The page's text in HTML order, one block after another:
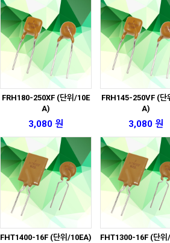
FRH180-250XF (단위/10E
A)
3,080 원
FRH145-250VF (단
A)
3,080 원
FHT1400-16F (단위/10EA) FHT1300-16F (단